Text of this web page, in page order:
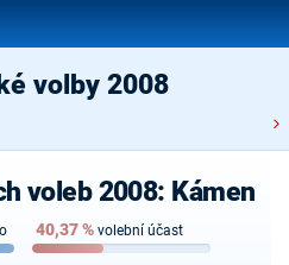
volby 2008
voleb 2008: Kámen
40,37% volební účast